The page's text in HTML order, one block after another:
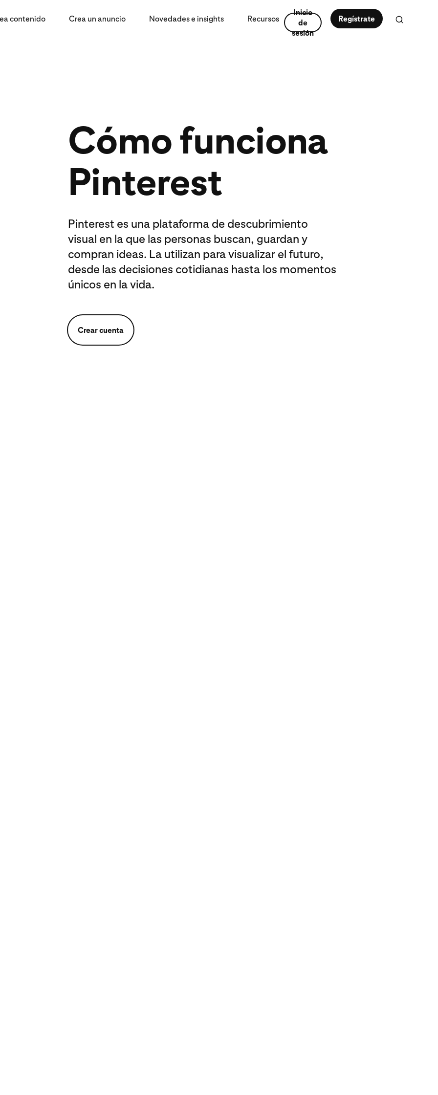
contenido Crea un anuncio Novedades e insights Recursos
Inicio
de
sesión
Regístrate
Cómo funciona
Pinterest
Pinterest es una plataforma de descubrimiento
visual en la que las personas buscan, guardan y
compran ideas. La utilizan para visualizar el futuro,
desde las decisiones cotidianas hasta los momentos
únicos en la vida.
Crear cuenta